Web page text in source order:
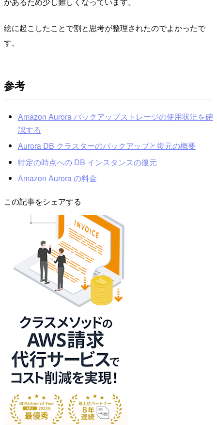
絵に起こしたことで割と思考が整理されたのでよかったで
す。
参考
Amazon Aurora バックアップストレージの使用状況を確
認する
Aurora DB クラスターのバックアップと復元の概要
特定の時点への DB インスタンスの復元
Amazon Aurora の料金
この記事をシェアする